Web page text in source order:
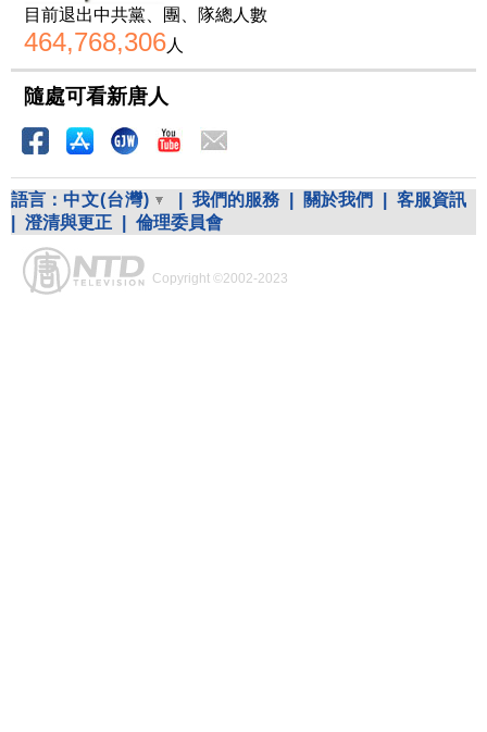
目前退出中共黨、團、隊總人數
464,768,306人
隨處可看新唐人
語言： 中文(台灣) 我們的服務 關於我們
客服資訊
澄清與更正 倫理委員會
Copyright ©2002-2023